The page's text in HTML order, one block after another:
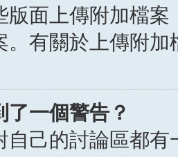
版面上傳附加檔
。有關於上傳附
了一個警告？
自己的討論區都